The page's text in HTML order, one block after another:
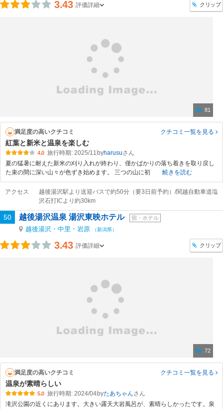
3.43 評価詳細 クリップ
81
満足度の高いクチコミ クチコミ一覧を見る
紅葉と新米と温泉を楽しむ
4.0 旅行時期: 2025/11 byharusu
夏の猛暑に耐えた新米の刈り入れが終わり、僅かばかりの落ち着きを取り戻し
た束の間に深い山々が色ずき始めます。 三つの山に初
続きを読む
アクセス
越後湯沢駅より送迎バスで約50分（要3日前予約）/関越自動車道塩
沢石打ICより約30km
50 越後湯沢温泉 湯沢東映ホテル 宿・ホテル
越後湯沢・中里・岩原 （新潟県）
3.43 評価詳細 クリップ
72
満足度の高いクチコミ クチコミ一覧を見る
温泉が素晴らしい
5.0 旅行時期: 2024/04byたあちゃん
滝沢公園の近くにあります。大きい露天大岩風呂が、素晴らしかったです。泉